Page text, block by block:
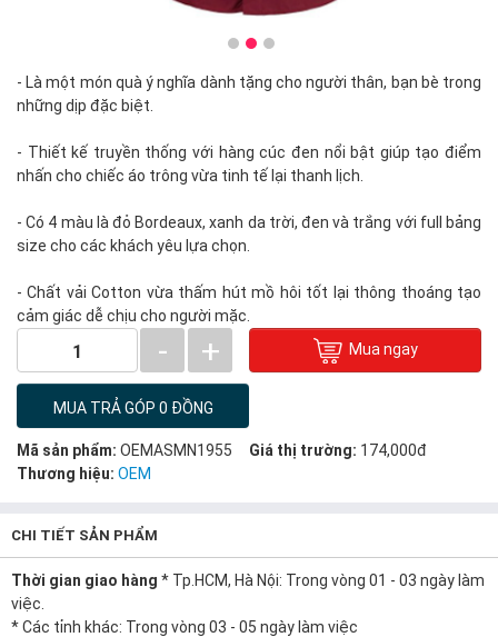
- Là một món quà ý nghĩa dành tặng cho người thân, bạn bè trong
những dịp đặc biệt.
- Thiết kế truyền thống với hàng cúc đen nổi bật giúp tạo điểm
nhấn cho chiếc áo trông vừa tinh tế lại thanh lịch.
- Có 4 màu là đỏ Bordeaux, xanh da trời, đen và trắng với full bảng
size cho các khách yêu lựa chọn.
- Chất vải Cotton vừa thấm hút mồ hôi tốt lại thông thoáng tạo
cảm giác dễ chịu cho người mặc.
1 - + Mua ngay
MUA TRẢ GÓP 0 ĐỒNG
Mã sản phẩm: OEMASMN1955 Giá thị trường: 174,000đ
Thương hiệu: OEM
CHI TIẾT SẢN PHẨM
Thời gian giao hàng * Tp.HCM, Hà Nội: Trong vòng 01 - 03 ngày làm
việc.
* Các tỉnh khác: Trong vòng 03 - 05 ngày làm việc